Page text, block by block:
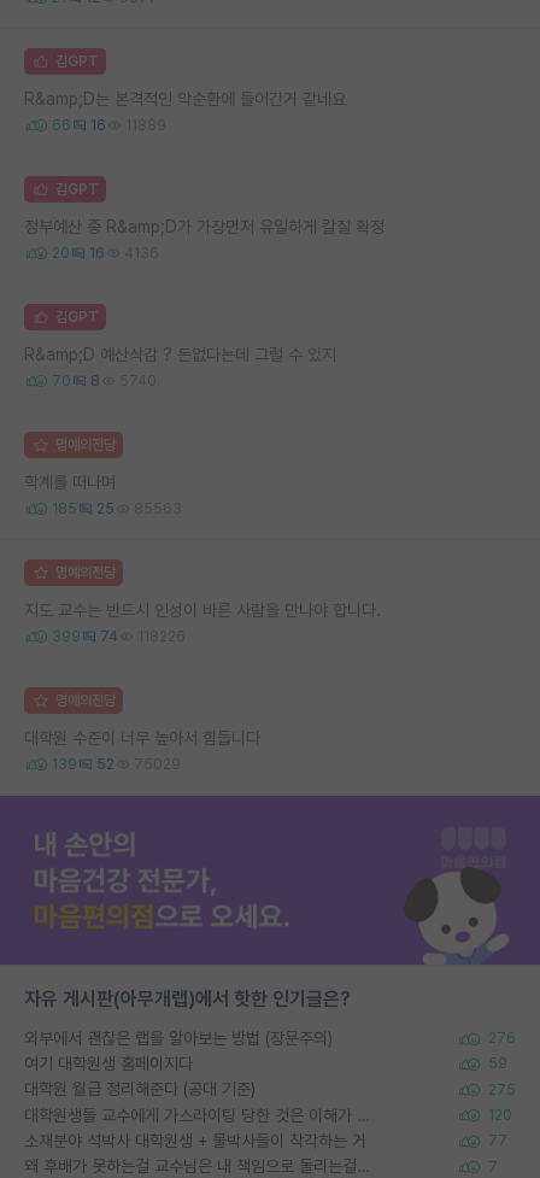
김GPT
R&amp;D는 본격적인 악순환에 들어간거 같네요
66 16 11889
김GPT
정부예산 중 R&amp;D가 가장먼저 유일하게 칼질 확정
20 16 4136
김GPT
R&amp;D 예산삭감 ? 돈없다는데 그럴 수 있지
70 8 5740
명예의전당
학계를 떠나며
185 25 85563
명예의전당
지도 교수는 반드시 인성이 바른 사람을 만나야 합니다.
399 74 118226
명예의전당
대학원 수준이 너무 높아서 힘듭니다
139 52 75029
자유 게시판(아무개랩)에서 핫한 인기글은?
외부에서 괜찮은 랩을 알아보는 방법 (장문주의) 276
여기 대학원생 홈페이지다 59
대학원 월급 정리해준다 (공대 기준) 275
대학원생들 교수에게 가스라이팅 당한 것은 이해가 갑니다. 안타깝네요. 120
소재분야 석박사 대학원생 + 물박사들이 착각하는 거 77
왜 후배가 못하는걸 교수님은 내 책임으로 돌리는걸까요? 7